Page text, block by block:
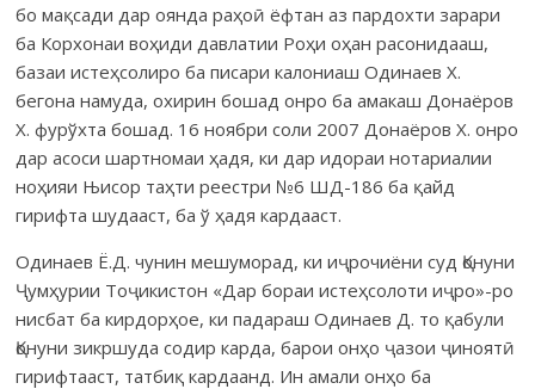
бо мақсади дар оянда раҳоӣ ёфтан аз пардохти зарари
ба Корхонаи воҳиди давлатии Роҳи оҳан расонидааш,
базаи истеҳсолиро ба писари калониаш Одинаев Х.
бегона намуда, охирин бошад онро ба амакаш Донаёров
Х. фурўхта бошад. 16 ноябри соли 2007 Донаёров Х. онро
дар асоси шартномаи ҳадя, ки дар идораи нотариалии
ноҳияи Њисор таҳти реестри №6 ШД-186 ба қайд
гирифта шудааст, ба ў ҳадя кардааст.
Одинаев Ё.Д. чунин мешуморад, ки иҷрочиёни суд Қонуни
Ҷумҳурии Тоҷикистон «Дар бораи истеҳсолоти иҷро»-ро
нисбат ба кирдорҳое, ки падараш Одинаев Д. то қабули
Қонуни зикршуда содир карда, барои онҳо ҷазои ҷиноятӣ
гирифтааст, татбиқ кардаанд. Ин амали онҳо ба